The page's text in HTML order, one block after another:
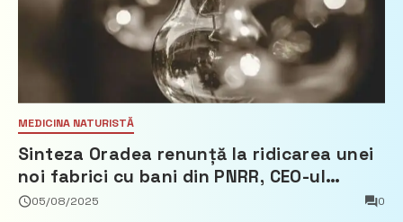
MEDICINA NATURISTĂ
Sinteza Oradea renunță la ridicarea unei
noi fabrici cu bani din PNRR, CEO-ul
demisionează – Profit.ro
05/08/2025 0